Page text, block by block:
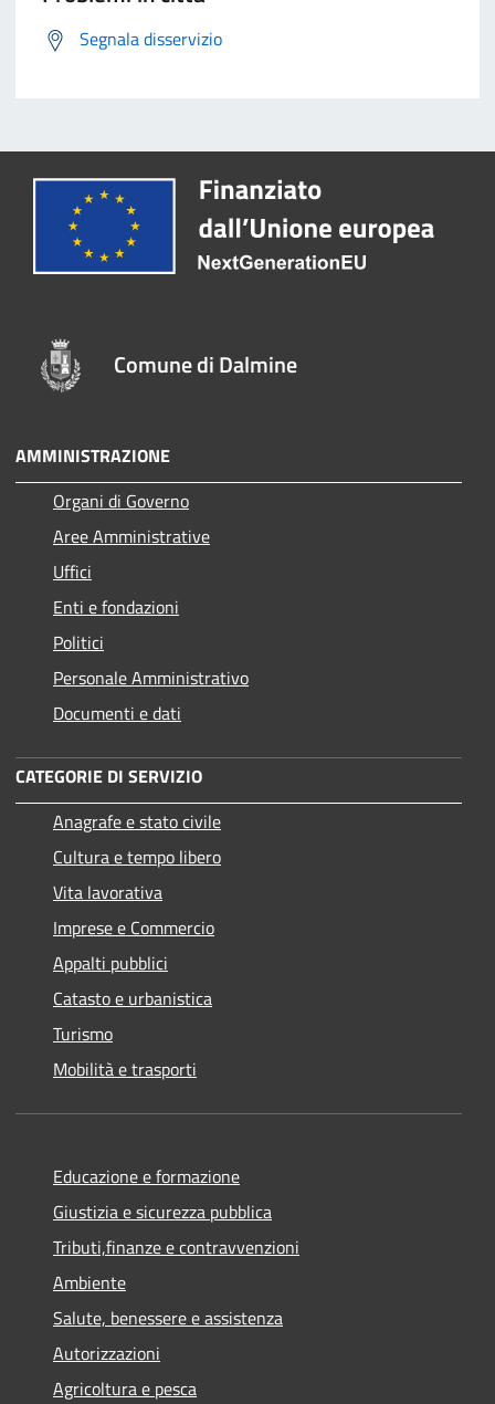
Segnala disservizio
Comune di Dalmine
AMMINISTRAZIONE
Organi di Governo
Aree Amministrative
Uffici
Enti e fondazioni
Politici
Personale Amministrativo
Documenti e dati
CATEGORIE DI SERVIZIO
Anagrafe e stato civile
Cultura e tempo libero
Vita lavorativa
Imprese e Commercio
Appalti pubblici
Catasto e urbanistica
Turismo
Mobilità e trasporti
Educazione e formazione
Giustizia e sicurezza pubblica
Tributi,finanze e contravvenzioni
Ambiente
Salute, benessere e assistenza
Autorizzazioni
Agricoltura e pesca